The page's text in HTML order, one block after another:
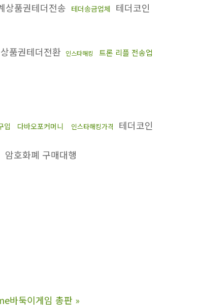
상품권테더전송 테더송금업체 테더코인
품권테더전환 인스타해킹
트론 리플 전송업
입 다바오포커머니 인스타해킹가격
테더코인
암호화폐 구매대행
둑이게임 총판 »